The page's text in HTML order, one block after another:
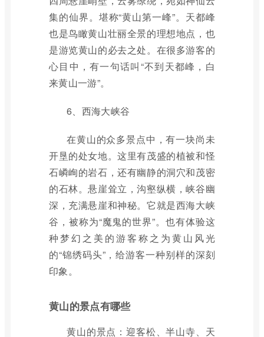
集的仙界。堪称“黄山第一峰”。天都峰
也是鸟瞰黄山壮丽全景的理想地点，也
是游览黄山的必去之处。在很多游客的
心目中，有一句话叫“不到天都峰，白
来黄山一游”。
6、西海大峡谷
在黄山的众多景点中，有一块尚未
开垦的处女地。这里有茂盛的植被和怪
石嶙峋的岩石，还有幽静的洞穴和茂密
的石林。悬崖耸立，沟壑纵横，峡谷幽
深，充满悬崖和神秘。它就是西海大峡
谷，被称为“魔鬼的世界”。也有体验这
种梦幻之美的游客称之为黄山风光
的“锦绣码头”，给游客一种别样的深刻
印象。
黄山的景点有哪些
黄山的景点：迎客松、半山寺、天